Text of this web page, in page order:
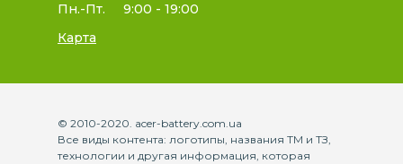
Пн.-Пт.
9:00 - 19:00
Карта
© 2010-2020. acer-battery.com.ua
Все виды контента: логотипы, названия ТМ и ТЗ,
технологии и другая информация, которая